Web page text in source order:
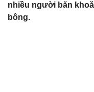
nhiều người băn
bông.